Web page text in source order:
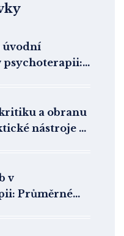
úvodní
psychoterapii:
a obranu
nástroje z
v
Průměrné